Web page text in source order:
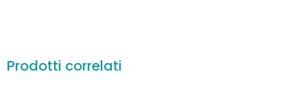
Prodotti correlati